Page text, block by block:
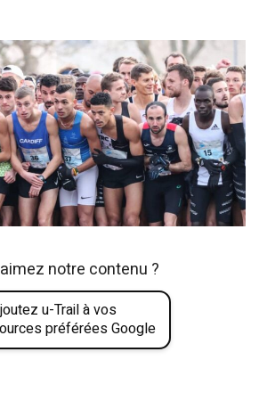
notre contenu ?
u-Trail à vos
préférées Google